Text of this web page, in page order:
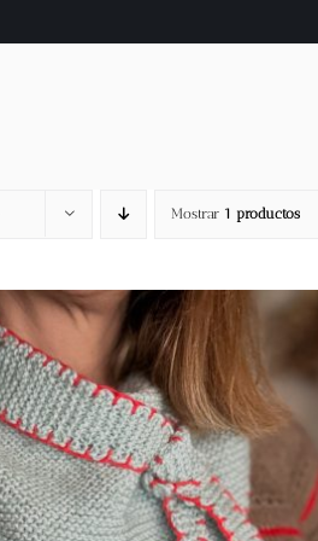
Mostrar 1 productos